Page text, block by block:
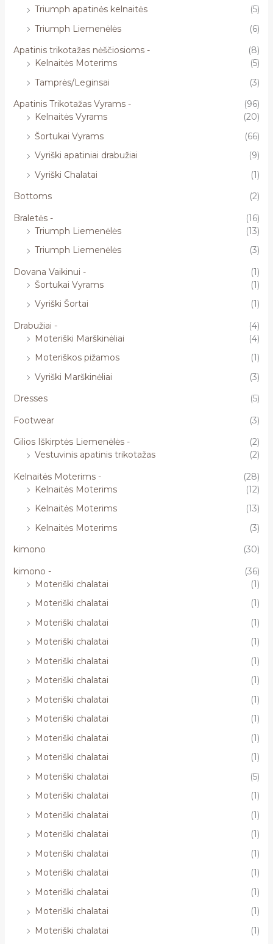
Triumph apatinės kelnaitės
(5)
Triumph Liemenėlės
(6)
Apatinis trikotažas nėščiosioms -
(8)
Kelnaitės Moterims
(5)
Tamprės/Leginsai
(3)
Apatinis Trikotažas Vyrams -
(96)
Kelnaitės Vyrams
(20)
Šortukai Vyrams
(66)
Vyriški apatiniai drabužiai
(9)
Vyriški Chalatai
(1)
Bottoms
(2)
Braletės -
(16)
Triumph Liemenėlės
(13)
Triumph Liemenėlės
(3)
Dovana Vaikinui -
(1)
Šortukai Vyrams
(1)
Vyriški Šortai
(1)
Drabužiai -
(4)
Moteriški Marškinėliai
(4)
Moteriškos pižamos
(1)
Vyriški Marškinėliai
(3)
Dresses
(5)
Footwear
(3)
Gilios Iškirptės Liemenėlės -
(2)
Vestuvinis apatinis trikotažas
(2)
Kelnaitės Moterims -
(28)
Kelnaitės Moterims
(12)
Kelnaitės Moterims
(13)
Kelnaitės Moterims
(3)
kimono
(30)
kimono -
(36)
Moteriški chalatai
(1)
Moteriški chalatai
(1)
Moteriški chalatai
(1)
Moteriški chalatai
(1)
Moteriški chalatai
(1)
Moteriški chalatai
(1)
Moteriški chalatai
(1)
Moteriški chalatai
(1)
Moteriški chalatai
(1)
Moteriški chalatai
(1)
Moteriški chalatai
(5)
Moteriški chalatai
(1)
Moteriški chalatai
(1)
Moteriški chalatai
(1)
Moteriški chalatai
(1)
Moteriški chalatai
(1)
Moteriški chalatai
(1)
Moteriški chalatai
(1)
Moteriški chalatai
(1)